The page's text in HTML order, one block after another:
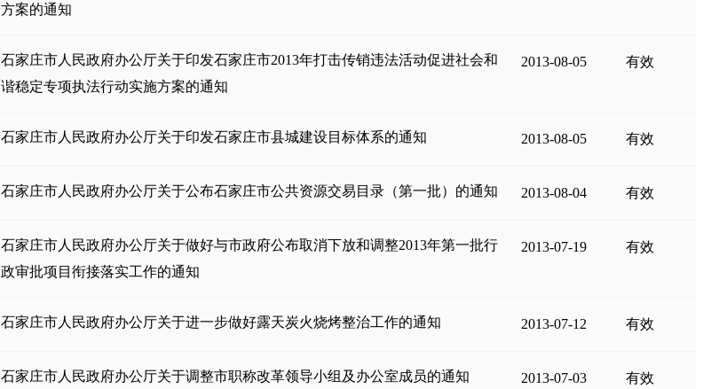
方案的通知
石家庄市人民政府办公厅关于印发石家庄市2013年打击传销违法活动促进社会和
谐稳定专项执法行动实施方案的通知
2013-08-05 有效
石家庄市人民政府办公厅关于印发石家庄市县城建设目标体系的通知 2013-08-05 有效
石家庄市人民政府办公厅关于公布石家庄市公共资源交易目录（第一批）的通知 2013-08-04 有效
石家庄市人民政府办公厅关于做好与市政府公布取消下放和调整2013年第一批行
政审批项目衔接落实工作的通知
2013-07-19 有效
石家庄市人民政府办公厅关于进一步做好露天炭火烧烤整治工作的通知 2013-07-12 有效
石家庄市人民政府办公厅关于调整市职称改革领导小组及办公室成员的通知 2013-07-03 有效